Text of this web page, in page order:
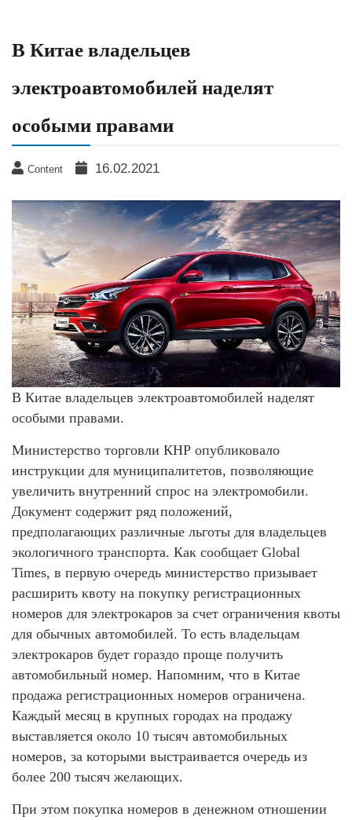
В Китае владельцев
электроавтомобилей наделят
особыми правами
Content 16.02.2021
В Китае владельцев электроавтомобилей наделят
особыми правами.
Министерство торговли КНР опубликовало
инструкции для муниципалитетов, позволяющие
увеличить внутренний спрос на электромобили.
Документ содержит ряд положений,
предполагающих различные льготы для владельцев
экологичного транспорта. Как сообщает Global
Times, в первую очередь министерство призывает
расширить квоту на покупку регистрационных
номеров для электрокаров за счет ограничения квоты
для обычных автомобилей. То есть владельцам
электрокаров будет гораздо проще получить
автомобильный номер. Напомним, что в Китае
продажа регистрационных номеров ограничена.
Каждый месяц в крупных городах на продажу
выставляется около 10 тысяч автомобильных
номеров, за которыми выстраивается очередь из
более 200 тысяч желающих.
При этом покупка номеров в денежном отношении